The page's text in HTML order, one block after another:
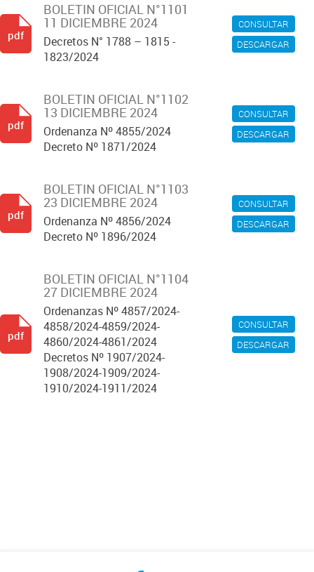
CONSULTAR
DESCARGAR
BOLETIN OFICIAL N°1101
11 DICIEMBRE 2024
Decretos N° 1788 – 1815 -
1823/2024
pdf
CONSULTAR
DESCARGAR
BOLETIN OFICIAL N°1102
13 DICIEMBRE 2024
Ordenanza Nº 4855/2024
Decreto Nº 1871/2024
pdf
CONSULTAR
DESCARGAR
BOLETIN OFICIAL N°1103
23 DICIEMBRE 2024
Ordenanza Nº 4856/2024
Decreto Nº 1896/2024
pdf
CONSULTAR
DESCARGAR
BOLETIN OFICIAL N°1104
27 DICIEMBRE 2024
Ordenanzas Nº 4857/2024-
4858/2024-4859/2024-
4860/2024-4861/2024
Decretos Nº 1907/2024-
1908/2024-1909/2024-
1910/2024-1911/2024
pdf